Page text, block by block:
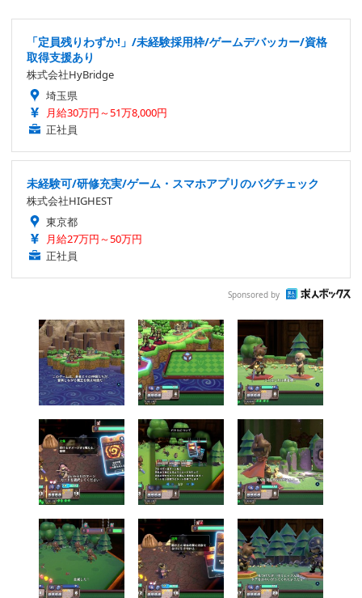
「定員残りわずか!」/未経験採用枠/ゲームデバッカー/資格
取得支援あり
株式会社HyBridge
埼玉県
月給30万円～51万8,000円
正社員
未経験可/研修充実/ゲーム・スマホアプリのバグチェック
株式会社HIGHEST
東京都
月給27万円～50万円
正社員
Sponsored by